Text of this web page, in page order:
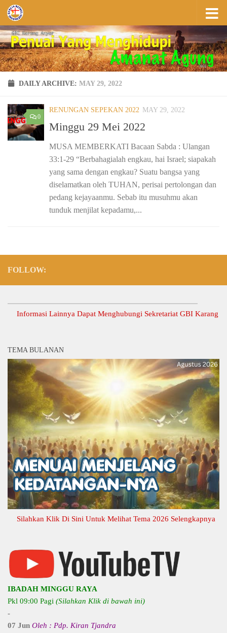
Skip to content
DAILY ARCHIVE: MAY 29, 2022
0
RENUNGAN SEPEKAN 2022 MAY 29, 2022
Minggu 29 Mei 2022
MUSA MEMBERKATI Bacaan Sabda : Ulangan
33:1-29 “Berbahagialah engkau, hai Israel; siapakah
yang sama dengan engkau? Suatu bangsa yang
diselamatkan oleh TUHAN, perisai pertolongan dan
pedang kejayaanmu. Sebab itu musuhmu akan
tunduk menjilat kepadamu,...
FOLLOW:
Lainnya Dapat Menghubungi Sekretariat GBI Karang Anyar.
TEMA BULANAN
Klik Di Sini Untuk Melihat Tema 2026 Selengkapnya
IBADAH MINGGU RAYA
Pkl 09:00 Pagi (Silahkan Klik di bawah ini)
-
07 Jun Oleh : Pdp. Kiran Tjandra